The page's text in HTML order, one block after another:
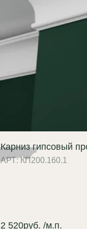
Карниз гипсовый
АРТ: КП200.160.1
2 520руб. /м.п.